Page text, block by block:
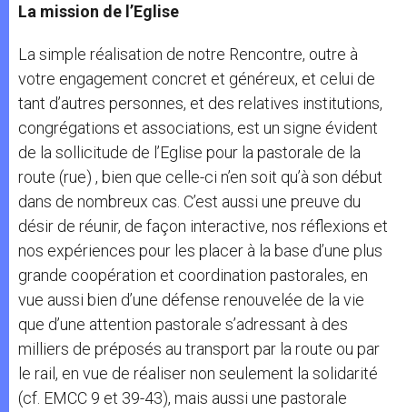
La mission de l’Eglise
La simple réalisation de notre Rencontre, outre à
votre engagement concret et généreux, et celui de
tant d’autres personnes, et des relatives institutions,
congrégations et associations, est un signe évident
de la sollicitude de l’Eglise pour la pastorale de la
route (rue) , bien que celle-ci n’en soit qu’à son début
dans de nombreux cas. C’est aussi une preuve du
désir de réunir, de façon interactive, nos réflexions et
nos expériences pour les placer à la base d’une plus
grande coopération et coordination pastorales, en
vue aussi bien d’une défense renouvelée de la vie
que d’une attention pastorale s’adressant à des
milliers de préposés au transport par la route ou par
le rail, en vue de réaliser non seulement la solidarité
(cf. EMCC 9 et 39-43), mais aussi une pastorale